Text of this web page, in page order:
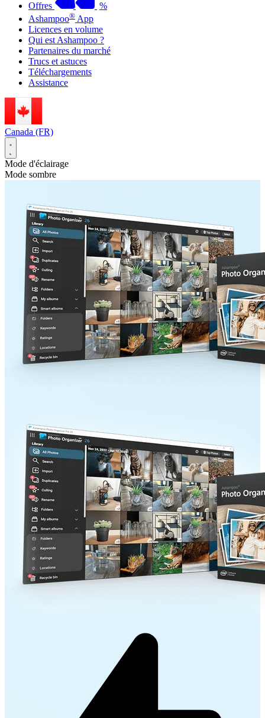
Offres
%
Ashampoo® App
Licences en volume
Qui est Ashampoo ?
Partenaires du marché
Trucs et astuces
Téléchargements
Assistance
Canada (FR)
Mode d'éclairage
Mode sombre